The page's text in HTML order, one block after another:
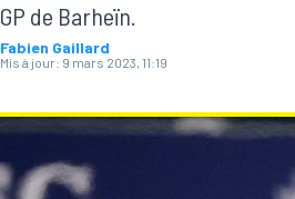
MOTOGP
GP de Barheïn.
Fabien Gaillard
Mis à jour: 9 mars 2023, 11:19